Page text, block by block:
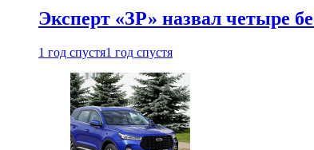
Эксперт «ЗР» назвал четыре
1 год спустя1 год спустя